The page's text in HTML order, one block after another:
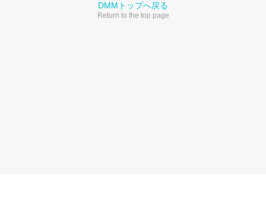
DMMトップへ戻る
Return to the top page